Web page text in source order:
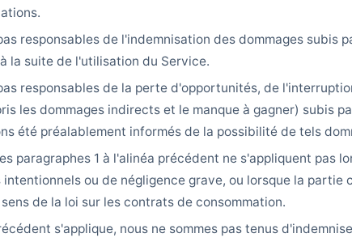
responsables de l'indemnisation des dommages subis
la suite de l'utilisation du Service.
responsables de la perte d'opportunités, de
les dommages indirects et le manque à gagner) subis
été préalablement informés de la possibilité de tels
paragraphes 1 à l'alinéa précédent ne s'appliquent pas
ou de négligence grave, ou lorsque la
de la loi sur les contrats de consommation.
s'applique, nous ne sommes pas tenus